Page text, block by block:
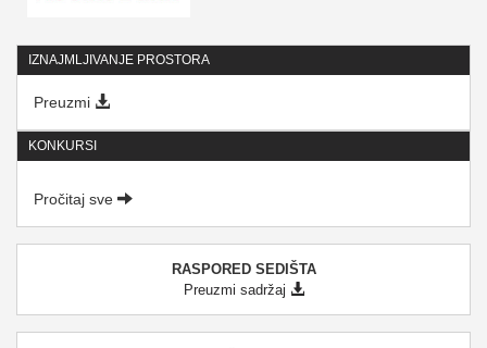
IZNAJMLJIVANJE PROSTORA
Preuzmi
KONKURSI
Pročitaj sve
RASPORED SEDIŠTA
Preuzmi sadržaj